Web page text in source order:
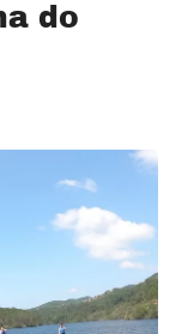
do